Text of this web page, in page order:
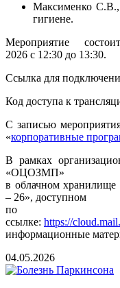
Максименко
гигиене.
Мероприятие
2026 с 12:30 до 13:30.
Ссылка для
Код доступа к
С записью
«корпоративные
В рамках
«ОЦОЗМП»
в облачном хранилище
– 26», доступном
по
ссылке: https://
информационные
04.05.2026